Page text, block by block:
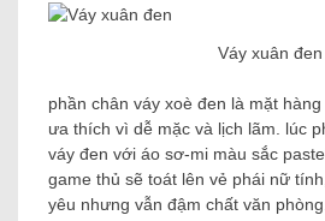
Váy xuân đen
phần chân váy xoè đen là mặt
ưa thích vì dễ mặc và lịch lãm. lúc
váy đen với áo sơ-mi màu sắc
game thủ sẽ toát lên vẻ phái nữ
yêu nhưng vẫn đậm chất văn phòng.